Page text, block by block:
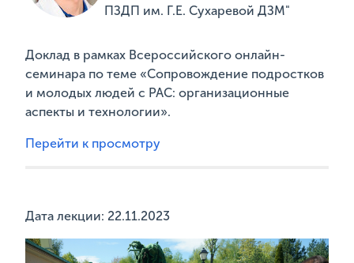
ПЗДП им. Г.Е. Сухаревой ДЗМ"
Доклад в рамках Всероссийского онлайн-
семинара по теме «Сопровождение подростков
и молодых людей с РАС: организационные
аспекты и технологии».
Перейти к просмотру
Дата лекции: 22.11.2023